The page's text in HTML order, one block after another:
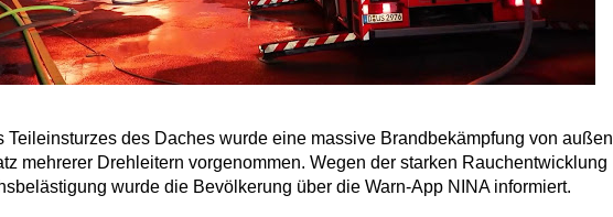
Teileinsturzes des Daches wurde eine massive Brandbekämpfung von außen
mehrerer Drehleitern vorgenommen. Wegen der starken Rauchentwicklung
wurde die Bevölkerung über die Warn-App NINA informiert.